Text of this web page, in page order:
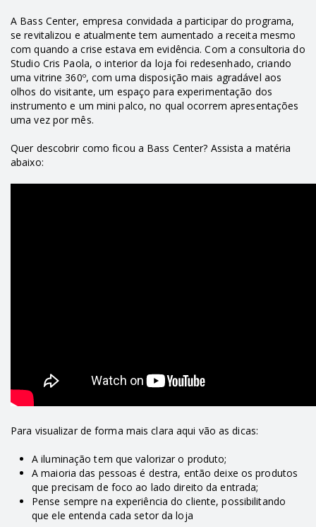
A Bass Center, empresa convidada a participar do programa,
se revitalizou e atualmente tem aumentado a receita mesmo
com quando a crise estava em evidência. Com a consultoria do
Studio Cris Paola, o interior da loja foi redesenhado, criando
uma vitrine 360º, com uma disposição mais agradável aos
olhos do visitante, um espaço para experimentação dos
instrumento e um mini palco, no qual ocorrem apresentações
uma vez por mês.
Quer descobrir como ficou a Bass Center? Assista a matéria
abaixo:
Para visualizar de forma mais clara aqui vão as dicas:
A iluminação tem que valorizar o produto;
A maioria das pessoas é destra, então deixe os produtos
que precisam de foco ao lado direito da entrada;
Pense sempre na experiência do cliente, possibilitando
que ele entenda cada setor da loja